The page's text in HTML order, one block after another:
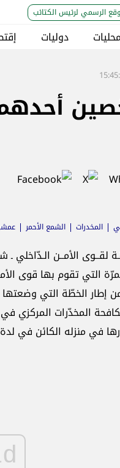
الرسمي لرئيس الكتائب
دوليات
أحدهما
المخدرات الشمع الأحمر
لقــوى الأمــن الـدّاخلي ـ
التي تقوم بها قوى
الخطّة التي وضعتها
المخدّرات المركزي